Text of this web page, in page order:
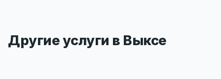
Другие услуги в Выксе